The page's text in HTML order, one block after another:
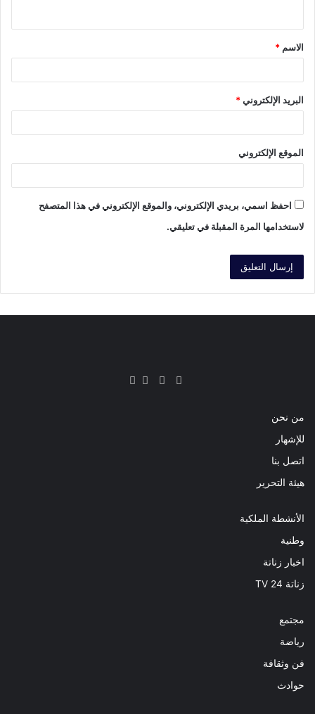
ق
*
الاسم *
البريد الإلكتروني*
الموقع الإلكتروني
احفظ اسمي، بريدي الإلكتروني، والموقع الإلكتروني في هذا المتصفح
لاستخدامها المرة المقبلة في تعليقي.
فيسبوك
تويتريوتيوب
من نحن
للإشهار
اتصل بنا
هيئة التحرير
الأنشطة الملكية
وطنية
اخبار زناتة
زناتة 24 TV
مجتمع
رياضة
فن وثقافة
حوادث